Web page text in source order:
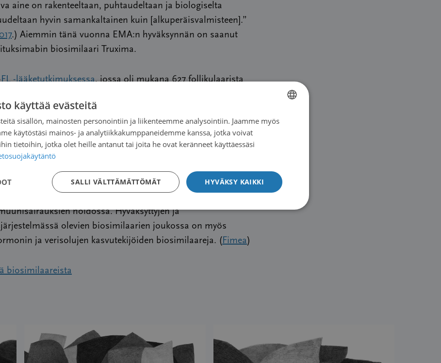
aine on rakenteeltaan, puhtaudeltaan ja biologiselta
hyvin samankaltainen kuin [alkuperäisvalmisteen].”
.) Aiemmin tänä vuonna EMA:n hyväksynnän on saanut
biosimilaari Truxima.
FL -lääketutkimuksessa, jossa oli mukana 627 follikulaarista
teho yhdistettynä solunsalpaajaan oli yhtä hyvä.
FL -tutkimuksen alustavia tuloksia esiteltiin Euroopan
yhdistyksen ESMO:n kongressissa Madridissa
biosimilaarit eivät ole vielä käytössä Suomessa.
hoidossa. Hyväksyttyjen ja
olevien biosimilaarien joukossa on myös
ja verisolujen kasvutekijöiden biosimilaareja. ( Fimea)
biosimilaareista
FINNISH
käyttää evästeitä
sisällön, mainosten personointiin ja liikenteemme analysointiin. Jaamme myös
käytöstäsi mainos- ja analytiikkakumppaneidemme kanssa, jotka voivat
tietoihin, jotka olet heille antanut tai joita he ovat keränneet käyttäessäsi
HYVÄKSY KAIKKI
SALLI VÄLTTÄMÄTTÖMÄT